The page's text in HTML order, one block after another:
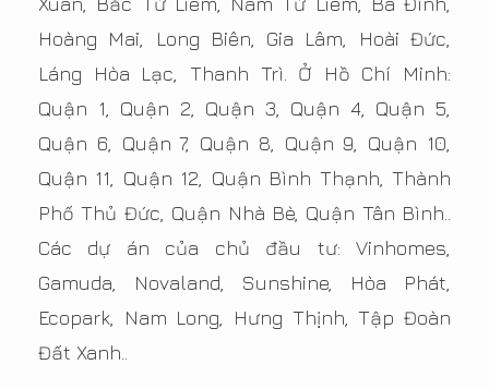
Hoàng Mai, Long Biên, Gia Lâm, Hoài Đức,
Láng Hòa Lạc, Thanh Trì. Ở Hồ Chí Minh:
Quận 1, Quận 2, Quận 3, Quận 4, Quận 5,
Quận 6, Quận 7, Quận 8, Quận 9, Quận 10,
Quận 11, Quận 12, Quận Bình Thạnh, Thành
Phố Thủ Đức, Quận Nhà Bè, Quận Tân Bình..
Các dự án của chủ đầu tư: Vinhomes,
Gamuda, Novaland, Sunshine, Hòa Phát,
Ecopark, Nam Long, Hưng Thịnh, Tập Đoàn
Đất Xanh..